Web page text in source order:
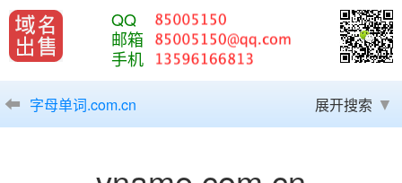
QQ
邮箱
手机
字母单词.com.cn 展开搜索